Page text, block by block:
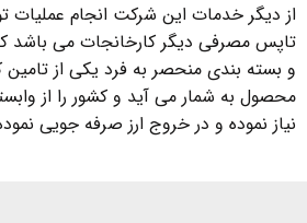
از دیگر خدمات این شرکت انجام عملیات
تاپس مصرفی دیگر کارخانجات می باشد
و بسته بندی منحصر به فرد یکی از
محصول به شمار می آید و کشور را از
نیاز نموده و در خروج ارز صرفه جویی